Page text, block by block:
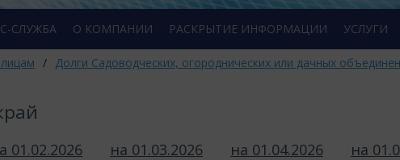
СЛУЖБА О КОМПАНИИ РАСКРЫТИЕ ИНФОРМАЦИИ УСЛУГИ
/ Долги Садоводческих, огороднических или дачных
01.02.2026 на 01.03.2026 на 01.04.2026
на